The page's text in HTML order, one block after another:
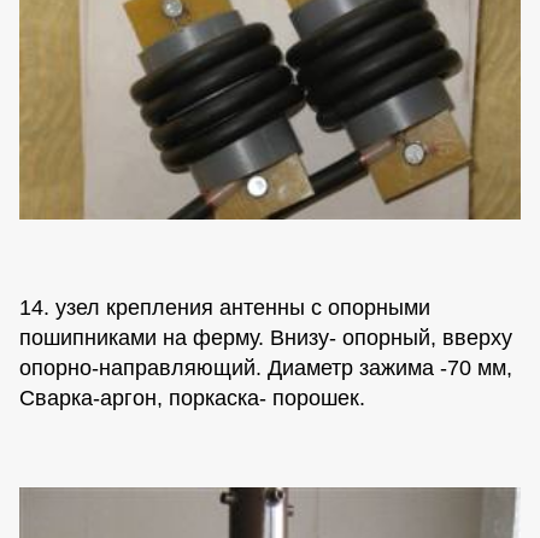
14. узел крепления антенны с опорными
пошипниками на ферму. Внизу- опорный, вверху
опорно-направляющий. Диаметр зажима -70 мм,
Сварка-аргон, поркаска- порошек.